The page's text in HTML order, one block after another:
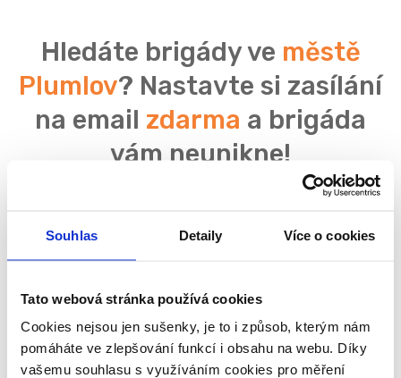
Souhlas Detaily Více o cookies
Tato webová stránka používá cookies
Cookies nejsou jen sušenky, je to i způsob, kterým nám
pomáháte ve zlepšování funkcí i obsahu na webu. Díky
vašemu souhlasu s využíváním cookies pro měření
Hledáte brigády ve městě
Plumlov? Nastavte si zasílání
na email zdarma a brigáda
vám neunikne!